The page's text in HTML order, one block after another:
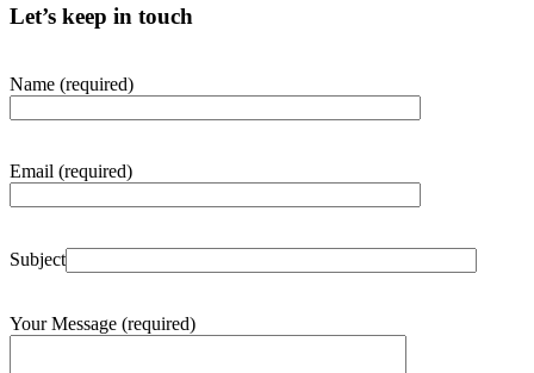
Let’s keep in touch
Name (required)
Email (required)
Subject
Your Message (required)